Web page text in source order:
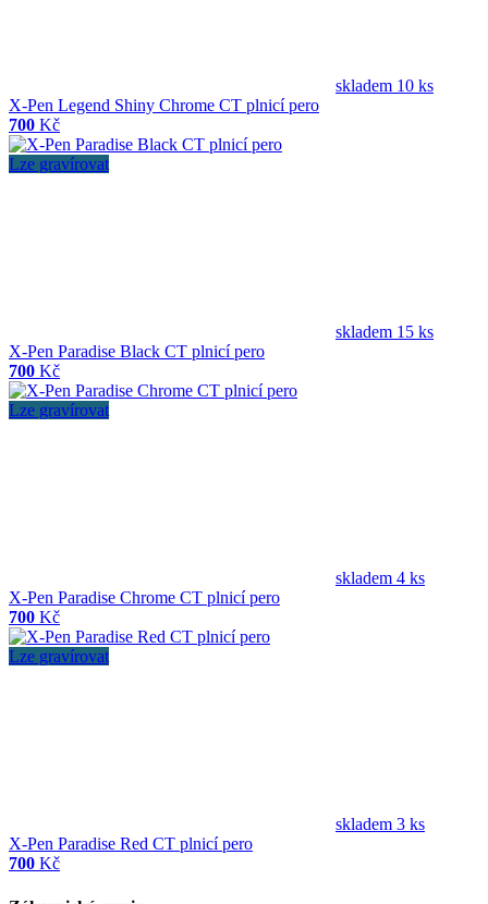
skladem 10 ks
X-Pen Legend Shiny Chrome CT plnicí pero
700 Kč
Lze gravírovat
skladem 15 ks
X-Pen Paradise Black CT plnicí pero
700 Kč
Lze gravírovat
skladem 4 ks
X-Pen Paradise Chrome CT plnicí pero
700 Kč
Lze gravírovat
skladem 3 ks
X-Pen Paradise Red CT plnicí pero
700 Kč